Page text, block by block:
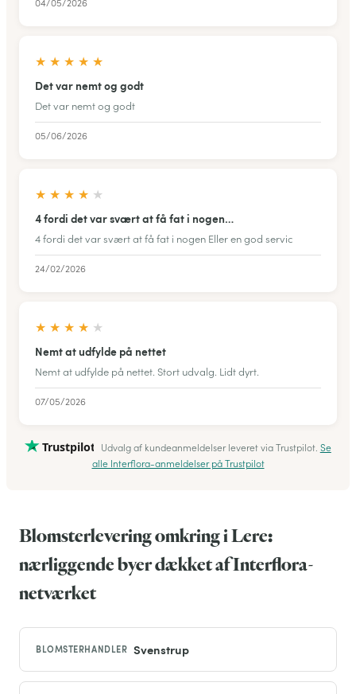
04/05/2026
★ ★ ★ ★ ★
Det var nemt og godt
Det var nemt og godt
05/06/2026
★ ★ ★ ★ ★
4 fordi det var svært at få fat i nogen…
4 fordi det var svært at få fat i nogen Eller en god servic
24/02/2026
★ ★ ★ ★ ★
Nemt at udfylde på nettet
Nemt at udfylde på nettet. Stort udvalg. Lidt dyrt.
07/05/2026
Trustpilot Udvalg af kundeanmeldelser leveret via Trustpilot. Se
alle Interflora-anmeldelser på Trustpilot
Blomsterlevering omkring i Lere:
nærliggende byer dækket af Interflora-
netværket
BLOMSTERHANDLER Svenstrup